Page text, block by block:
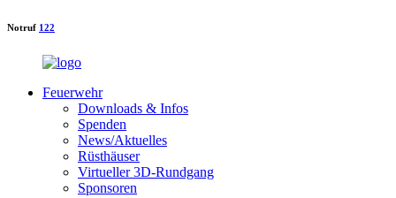
Notruf 122
Feuerwehr
Downloads & Infos
Spenden
News/Aktuelles
Rüsthäuser
Virtueller 3D-Rundgang
Sponsoren